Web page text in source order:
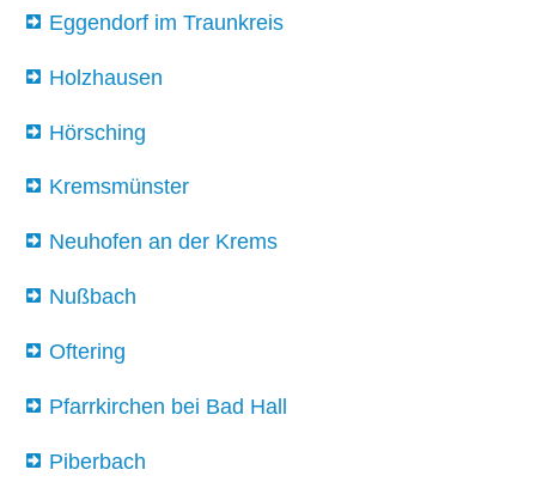
Eggendorf im Traunkreis
Holzhausen
Hörsching
Kremsmünster
Neuhofen an der Krems
Nußbach
Oftering
Pfarrkirchen bei Bad Hall
Piberbach